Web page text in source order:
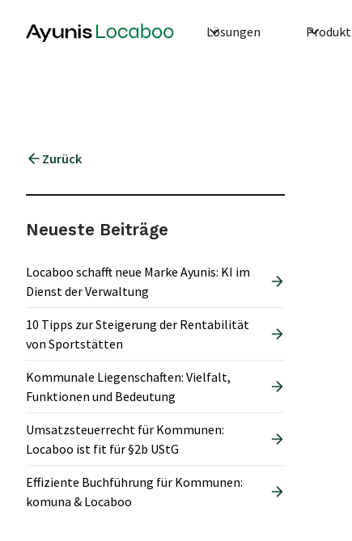
Lösungen Produkt
Zurück
Neueste Beiträge
Locaboo schafft neue Marke Ayunis: KI im
Dienst der Verwaltung
10 Tipps zur Steigerung der Rentabilität
von Sportstätten
Kommunale Liegenschaften: Vielfalt,
Funktionen und Bedeutung
Umsatzsteuerrecht für Kommunen:
Locaboo ist fit für §2b UStG
Effiziente Buchführung für Kommunen:
komuna & Locaboo